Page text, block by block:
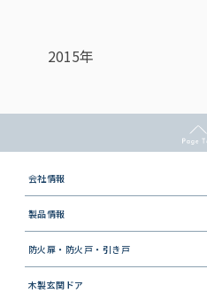
2015年
会社情報
製品情報
防火扉・防火戸・引き戸
木製玄関ドア